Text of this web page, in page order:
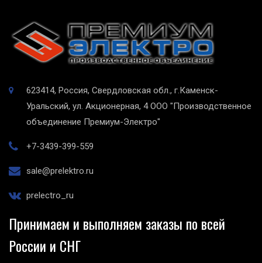
623414, Россия, Свердловская обл., г.Каменск-
Уральский, ул. Акционерная, 4 ООО "Производственное
объединение Премиум-Электро"
+7-3439-399-559
sale@prelektro.ru
prelectro_ru
Принимаем и выполняем заказы по всей
России и СНГ